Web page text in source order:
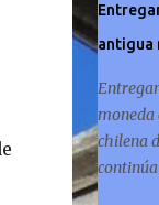
antigua
moneda
chilena
los